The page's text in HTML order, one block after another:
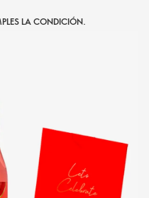
LA CONDICIÓN.